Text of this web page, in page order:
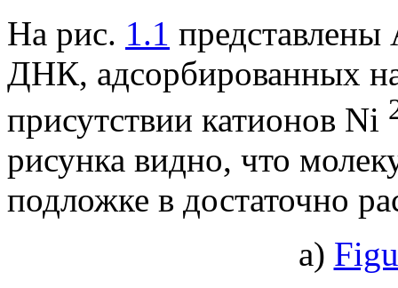
На рис. 1.1
ДНК, адсорбированных
присутствии катионов Ni
рисунка видно, что
подложке в достаточно
а)